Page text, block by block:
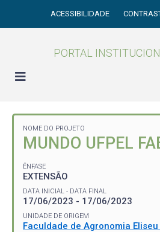
ACESSIBILIDADE
PORTAL
NOME DO PROJETO
MUNDO UFPEL
ÊNFASE
EXTENSÃO
DATA INICIAL - DATA FINAL
17/06/2023 - 17/06/2023
UNIDADE DE ORIGEM
Faculdade de Agronomia